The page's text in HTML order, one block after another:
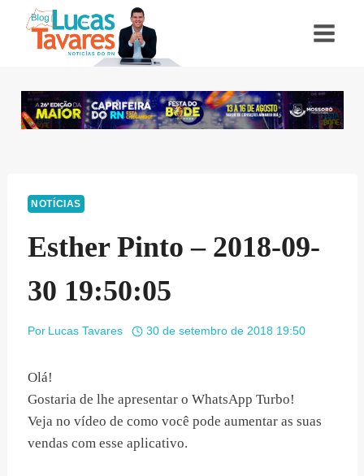
NOTÍCIAS
Esther Pinto – 2018-09-
30 19:50:05
Por Lucas Tavares 30 de setembro de 2018 19:50
Olá!
Gostaria de lhe apresentar o WhatsApp Turbo!
Veja no vídeo de como você pode aumentar as suas
vendas com esse aplicativo.